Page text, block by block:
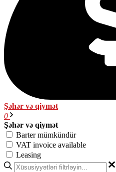
Şəhər və qiymət
0
Şəhər və qiymət
Barter mümkündür
VAT invoice available
Leasing